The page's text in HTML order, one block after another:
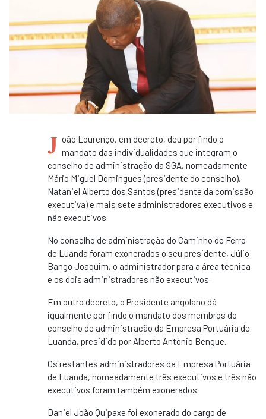
J oão Lourenço, em decreto, deu por findo o
mandato das individualidades que integram o
conselho de administração da SGA, nomeadamente
Mário Miguel Domingues (presidente do conselho),
Nataniel Alberto dos Santos (presidente da comissão
executiva) e mais sete administradores executivos e
não executivos.
No conselho de administração do Caminho de Ferro
de Luanda foram exonerados o seu presidente, Júlio
Bango Joaquim, o administrador para a área técnica
e os dois administradores não executivos.
Em outro decreto, o Presidente angolano dá
igualmente por findo o mandato dos membros do
conselho de administração da Empresa Portuária de
Luanda, presidido por Alberto António Bengue.
Os restantes administradores da Empresa Portuária
de Luanda, nomeadamente três executivos e três não
executivos foram também exonerados.
Daniel João Quipaxe foi exonerado do cargo de